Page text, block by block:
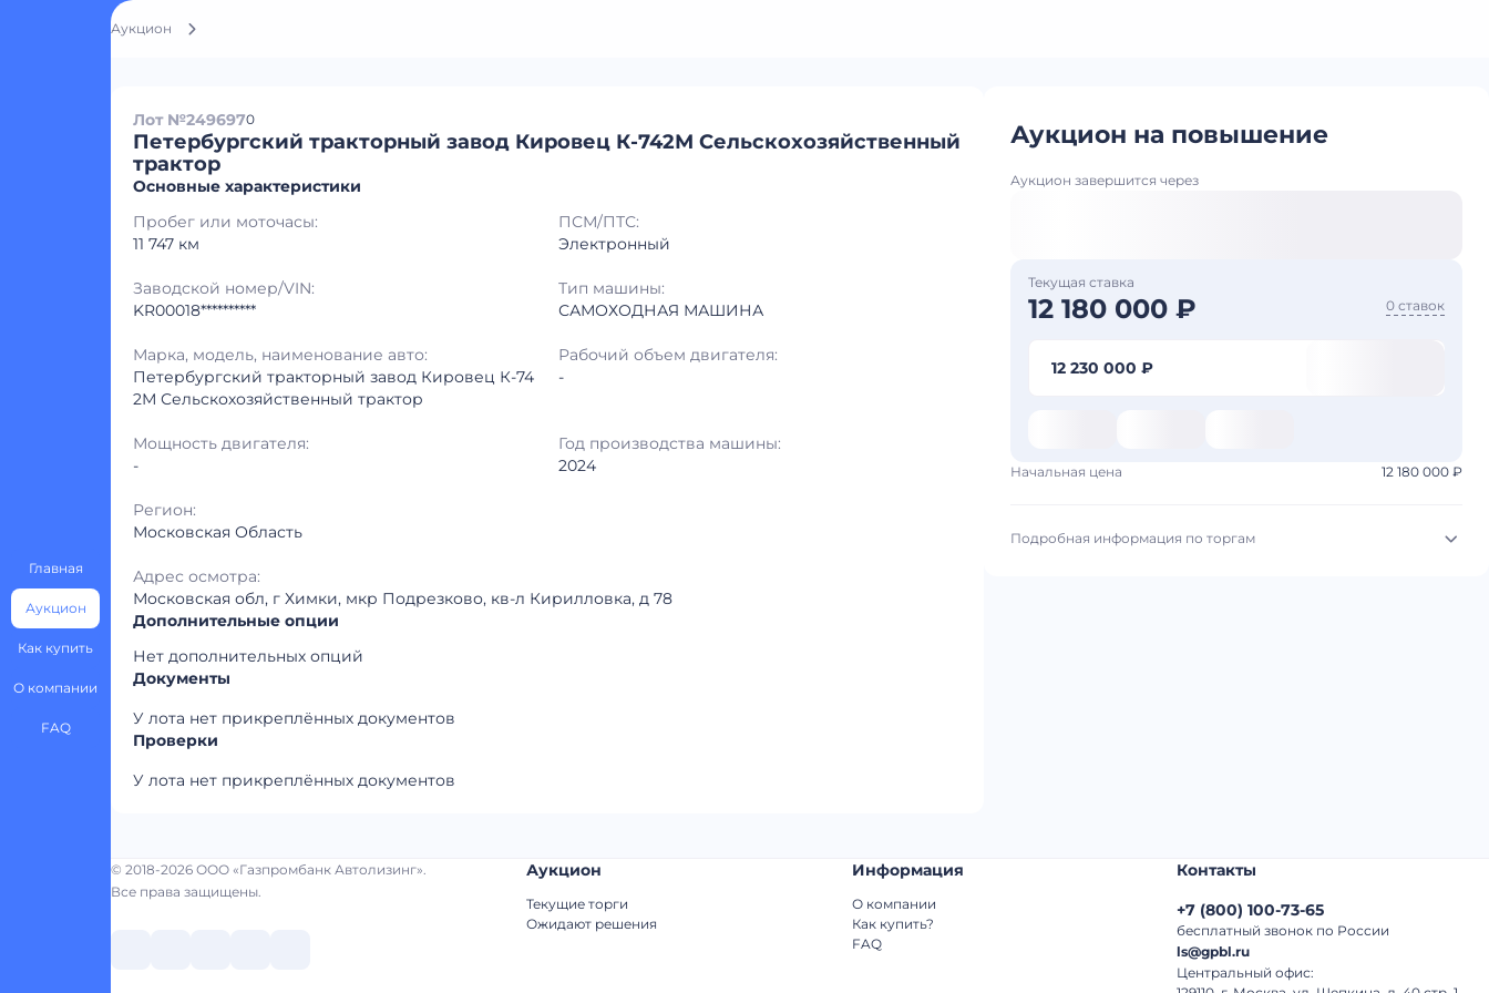
Главная
Аукцион
Как купить
О компании
FAQ
Аукцион
Лот №2496970
Петербургский тракторный завод Кировец К-742М Сельскохозяйственный
трактор
Основные характеристики
Пробег или моточасы:
11 747 км
ПСМ/ПТС:
Электронный
Заводской номер/VIN:
KR00018**********
Тип машины:
САМОХОДНАЯ МАШИНА
Марка, модель, наименование авто:
Петербургский тракторный завод Кировец К-74
2М Сельскохозяйственный трактор
Рабочий объем двигателя:
-
Мощность двигателя:
-
Год производства машины:
2024
Регион:
Московская Область
Адрес осмотра:
Московская обл, г Химки, мкр Подрезково, кв-л Кирилловка, д 78
Дополнительные опции
Нет дополнительных опций
Документы
У лота нет прикреплённых документов
Проверки
У лота нет прикреплённых документов
Аукцион на повышение
Аукцион завершится через
Текущая ставка
12 180 000 ₽ 0 ставок
12 230 000 ₽
Начальная цена 12 180 000 ₽
Подробная информация по торгам
Московская Область
© 2018-2026 ООО «Газпромбанк Автолизинг».
Все права защищены.
Аукцион
Текущие торги
Ожидают решения
Информация
О компании
Как купить?
FAQ
Контакты
+7 (800) 100-73-65
бесплатный звонок по России
ls@gpbl.ru
Центральный офис: